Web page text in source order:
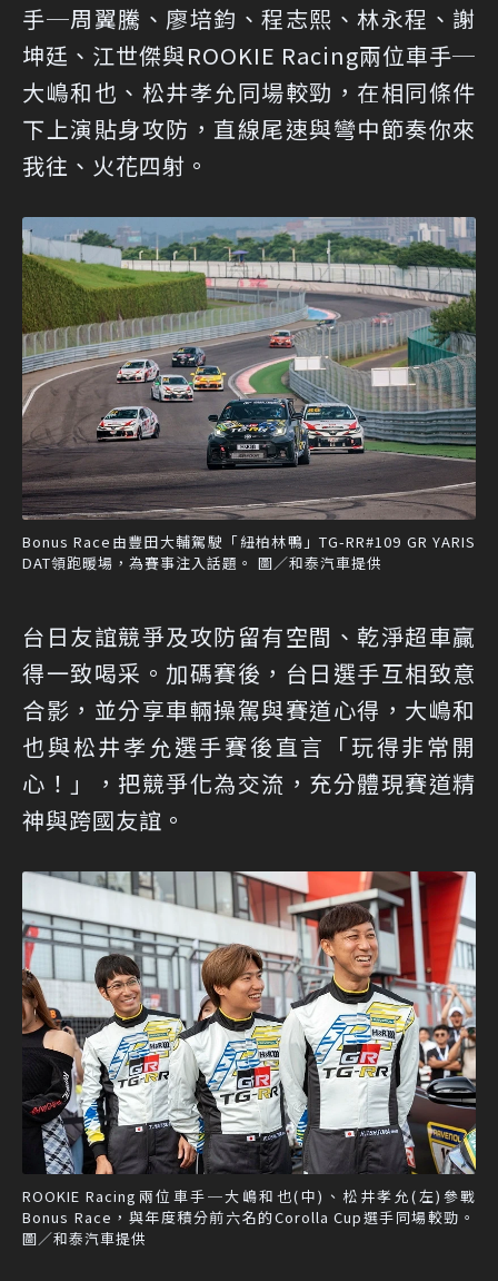
手─周翼騰、廖培鈞、程志熙、林永程、謝
坤廷、江世傑與ROOKIE Racing兩位車手─
大嶋和也、松井孝允同場較勁，在相同條件
下上演貼身攻防，直線尾速與彎中節奏你來
我往、火花四射。
Bonus Race由豐田大輔駕駛「紐柏林鴨」TG-RR#109 GR YARIS
DAT領跑暖場，為賽事注入話題。 圖／和泰汽車提供
台日友誼競爭及攻防留有空間、乾淨超車贏
得一致喝采。加碼賽後，台日選手互相致意
合影，並分享車輛操駕與賽道心得，大嶋和
也與松井孝允選手賽後直言「玩得非常開
心！」，把競爭化為交流，充分體現賽道精
神與跨國友誼。
ROOKIE Racing兩位車手─大嶋和也(中)、松井孝允(左)參戰
Bonus Race，與年度積分前六名的Corolla Cup選手同場較勁。
圖／和泰汽車提供